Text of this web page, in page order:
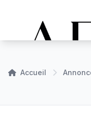
Accueil